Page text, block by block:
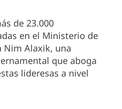
de 23.000
en el Ministerio de
Nim Alaxik, una
que aboga
lideresas a nivel